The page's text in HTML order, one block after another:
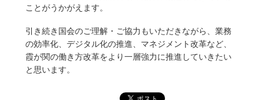
ことがうかがえます。
引き続き国会のご理解・ご協力もいただきながら、業務
の効率化、デジタル化の推進、マネジメント改革など、
霞が関の働き方改革をより一層強力に推進していきたい
と思います。